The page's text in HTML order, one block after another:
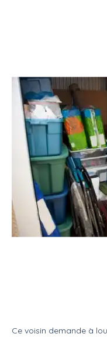
Location Parking & box
Location :
stockage
Location Garde
Ce voisin demande à